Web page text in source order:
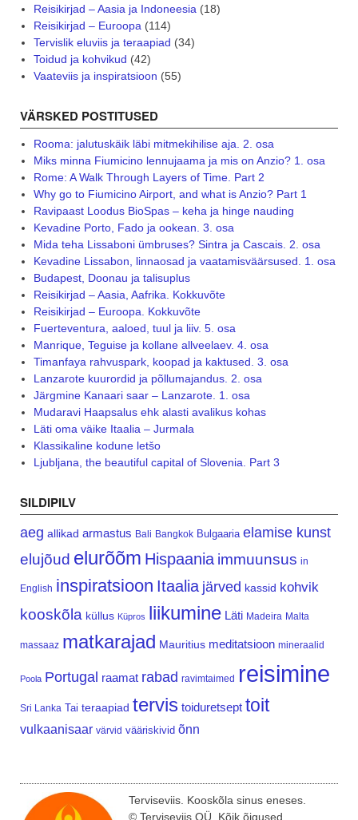
Reisikirjad – Aasia ja Indoneesia(18)
Reisikirjad – Euroopa(114)
Tervislik eluviis ja teraapiad (34)
Toidud ja kohvikud (42)
Vaateviis ja inspiratsioon (55)
VÄRSKED POSTITUSED
Rooma: jalutuskäik läbi mitmekihilise aja. 2. osa
Miks minna Fiumicino lennujaama ja mis on Anzio? 1. osa
Rome: A Walk Through Layers of Time. Part 2
Why go to Fiumicino Airport, and what is Anzio? Part 1
Ravipaast Loodus BioSpas – keha ja hinge nauding
Kevadine Porto, Fado ja ookean. 3. osa
Mida teha Lissaboni ümbruses? Sintra ja Cascais. 2. osa
Kevadine Lissabon, linnaosad ja vaatamisväärsused. 1. osa
Budapest, Doonau ja talisuplus
Reisikirjad – Aasia, Aafrika. Kokkuvõte
Reisikirjad – Euroopa. Kokkuvõte
Fuerteventura, aaloed, tuul ja liiv. 5. osa
Manrique, Teguise ja kollane allveelaev. 4. osa
Timanfaya rahvuspark, koopad ja kaktused. 3. osa
Lanzarote kuurordid ja põllumajandus. 2. osa
Järgmine Kanaari saar – Lanzarote. 1. osa
Mudaravi Haapsalus ehk alasti avalikus kohas
Läti oma väike Itaalia – Jurmala
Klassikaline kodune letšo
Ljubljana, the beautiful capital of Slovenia. Part 3
SILDIPILV
aeg allikad armastus Bali Bangkok Bulgaaria elamise kunst
elujõud elurõõm Hispaania immuunsus in
English inspiratsioon Itaalia järved kassid kohvik
kooskõla küllus Küpros liikumine Läti Madeira Malta
massaaz matkarajad Mauritius meditatsioon mineraalid
Poola Portugal raamat rabad ravimtaimed reisimine
Sri Lanka Tai teraapiad tervis toiduretsept toit
vulkaanisaar värvid vääriskivid õnn
Terviseviis. Kooskõla sinus eneses.
© Terviseviis OÜ. Kõik õigused